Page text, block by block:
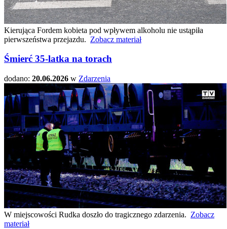
Kierująca Fordem kobieta pod wpływem alkoholu nie ustąpiła
pierwszeństwa przejazdu. Zobacz materiał
Śmierć 35-latka na torach
dodano: 20.06.2026 w Zdarzenia
W miejscowości Rudka doszło do tragicznego zdarzenia. Zobacz
materiał